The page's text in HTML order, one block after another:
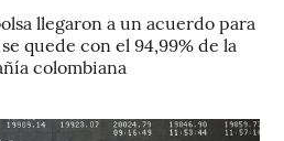
llegaron a un acuerdo para
quede con el 94,99% de la
colombiana